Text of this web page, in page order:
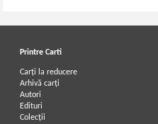
Printre Carti
Carți la reducere
Arhivă carți
Autori
Edituri
Colecții